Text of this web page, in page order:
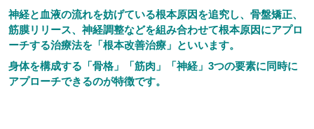
神経と血液の流れを妨げている根本原因を追究し、骨盤矯正、
筋膜リリース、神経調整などを組み合わせて根本原因にアプロ
ーチする治療法を「根本改善治療」といいます。
身体を構成する「骨格」「筋肉」「神経」3つの要素に同時に
アプローチできるのが特徴です。